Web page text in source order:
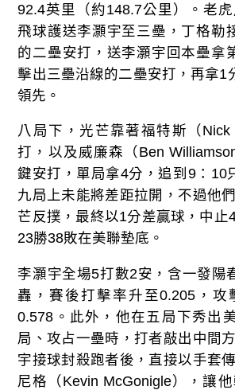
92.4英里（約148.7公里）。老
飛球護送李灝宇至三壘，丁格勒
的二壘安打，送李灝宇回本壘拿
擊出三壘沿線的二壘安打，再拿1
領先。
八局下，光芒靠著福特斯（Nick
打，以及威廉森（Ben
鍵安打，單局拿4分，追到9：10
九局上未能將差距拉開，不過他
芒反撲，最終以1分差贏球，中止
23勝38敗在美聯墊底。
李灝宇全場5打數2安，含一發陽
轟，賽後打擊率升至0.205，攻
0.578。此外，他在五局下秀出
局、攻占一壘時，打者敲出中間
宇接球封殺跑者後，直接以手套
尼格（Kevin McGonigle），讓